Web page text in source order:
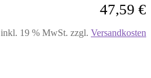
47,59 €
inkl. 19 % MwSt. zzgl. Versandkosten